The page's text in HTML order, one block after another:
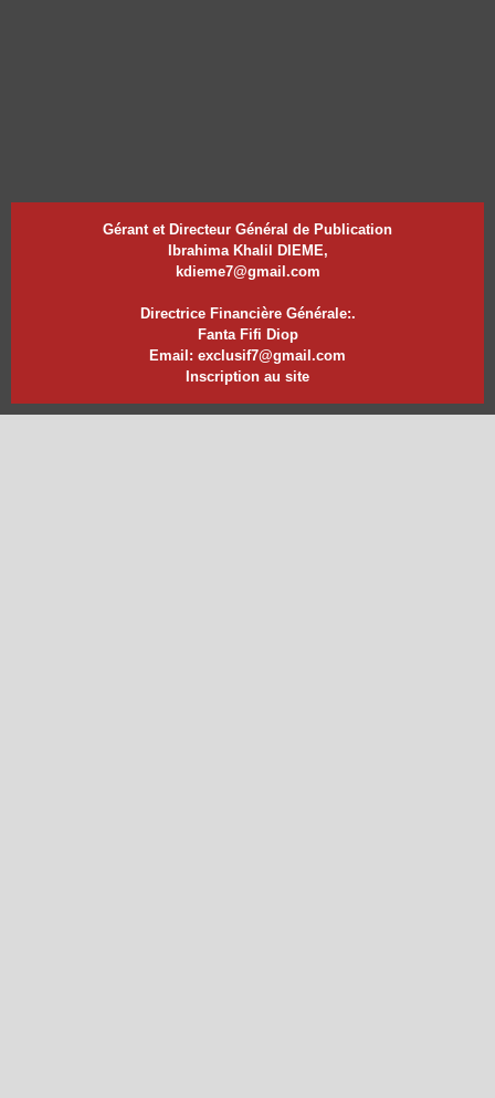
Gérant et Directeur Général de Publication
Ibrahima Khalil DIEME,
kdieme7@gmail.com
Directrice Financière Générale:.
Fanta Fifi Diop
Email: exclusif7@gmail.com
Inscription au site